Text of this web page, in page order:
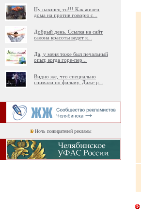
Ну наконец-то!!! Как жилец
дома на против говорю с
Добрый день. Ссылка на сайт
салона красоты ведет к
Да, у меня тоже был печальный
опыт, когда горе-пер
Видно же, что специально
снимали по фильму. Даже р
Ночь пожирателей рекламы